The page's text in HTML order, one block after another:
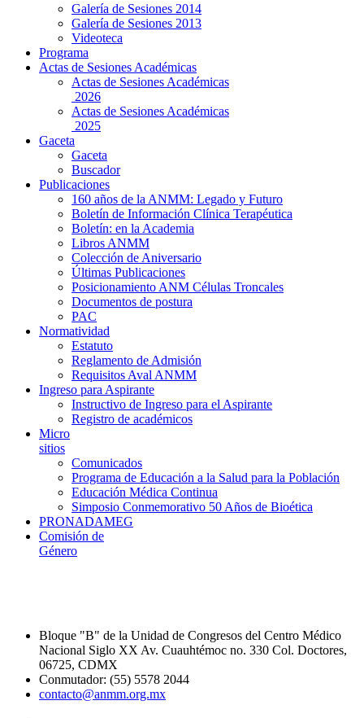
Galería de Sesiones 2014
Galería de Sesiones 2013
Videoteca
Programa
Actas de Sesiones Académicas
Actas de Sesiones Académicas
2026
Actas de Sesiones Académicas
2025
Gaceta
Gaceta
Buscador
Publicaciones
160 años de la ANMM: Legado y Futuro
Boletín de Información Clínica Terapéutica
Boletín: en la Academia
Libros ANMM
Colección de Aniversario
Últimas Publicaciones
Posicionamiento ANM Células Troncales
Documentos de postura
PAC
Normatividad
Estatuto
Reglamento de Admisión
Requisitos Aval ANMM
Ingreso para Aspirante
Instructivo de Ingreso para el Aspirante
Registro de académicos
Micro
sitios
Comunicados
Programa de Educación a la Salud para la Población
Educación Médica Continua
Simposio Conmemorativo 50 Años de Bioética
PRONADAMEG
Comisión de
Género
Bloque "B" de la Unidad de Congresos del Centro Médico
Nacional Siglo XX Av. Cuauhtémoc no. 330 Col. Doctores,
06725, CDMX
Conmutador: (55) 5578 2044
contacto@anmm.org.mx